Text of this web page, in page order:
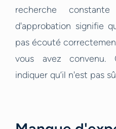
recherche
d'approbation signifie
pas écouté
vous avez convenu.
indiquer qu’il n'est pas